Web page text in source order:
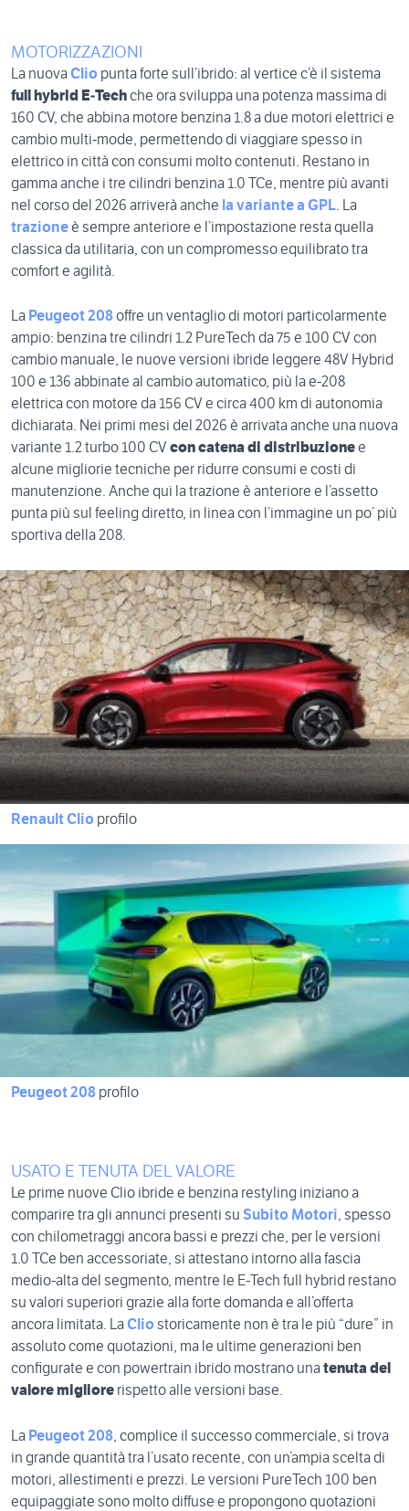
MOTORIZZAZIONI
La nuova Clio punta forte sull’ibrido: al vertice c’è il sistema
full hybrid E‑Techche ora sviluppa una potenza massima di
160 CV, che abbina motore benzina 1.8 a due motori elettrici e
cambio multi‑mode, permettendo di viaggiare spesso in
elettrico in città con consumi molto contenuti. Restano in
gamma anche i tre cilindri benzina 1.0 TCe, mentre più avanti
nel corso del 2026 arriverà anche la variante a GPL . La
trazioneè sempre anteriore e l’impostazione resta quella
classica da utilitaria, con un compromesso equilibrato tra
comfort e agilità.
La Peugeot 208offre un ventaglio di motori particolarmente
ampio: benzina tre cilindri 1.2 PureTech da 75 e 100 CV con
cambio manuale, le nuove versioni ibride leggere 48V Hybrid
100 e 136 abbinate al cambio automatico, più la e‑208
elettrica con motore da 156 CV e circa 400 km di autonomia
dichiarata. Nei primi mesi del 2026 è arrivata anche una nuova
variante 1.2 turbo 100 CV con catena di distribuzionee
alcune migliorie tecniche per ridurre consumi e costi di
manutenzione. Anche qui la trazione è anteriore e l’assetto
punta più sul feeling diretto, in linea con l’immagine un po’ più
sportiva della 208.
Renault Clio profilo
Peugeot 208 profilo
USATO E TENUTA DEL VALORE
Le prime nuove Clio ibride e benzina restyling iniziano a
comparire tra gli annunci presenti su Subito Motori , spesso
con chilometraggi ancora bassi e prezzi che, per le versioni
1.0 TCe ben accessoriate, si attestano intorno alla fascia
medio‑alta del segmento, mentre le E‑Tech full hybrid restano
su valori superiori grazie alla forte domanda e all’offerta
ancora limitata. La Clio storicamente non è tra le più “dure” in
assoluto come quotazioni, ma le ultime generazioni ben
configurate e con powertrain ibrido mostrano unatenuta del
valore migliore rispetto alle versioni base.
La Peugeot 208 , complice il successo commerciale, si trova
in grande quantità tra l’usato recente, con un’ampia scelta di
motori, allestimenti e prezzi. Le versioni PureTech 100 ben
equipaggiate sono molto diffuse e propongono quotazioni